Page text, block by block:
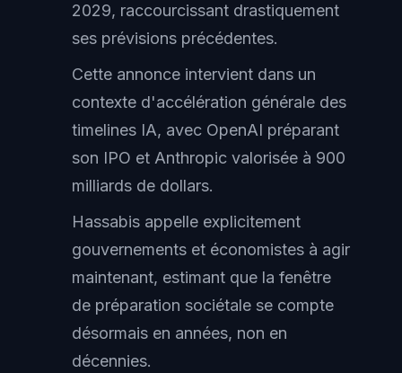
2029, raccourcissant drastiquement
ses prévisions précédentes.
Cette annonce intervient dans un
contexte d'accélération générale des
timelines IA, avec OpenAI préparant
son IPO et Anthropic valorisée à 900
milliards de dollars.
Hassabis appelle explicitement
gouvernements et économistes à agir
maintenant, estimant que la fenêtre
de préparation sociétale se compte
désormais en années, non en
décennies.